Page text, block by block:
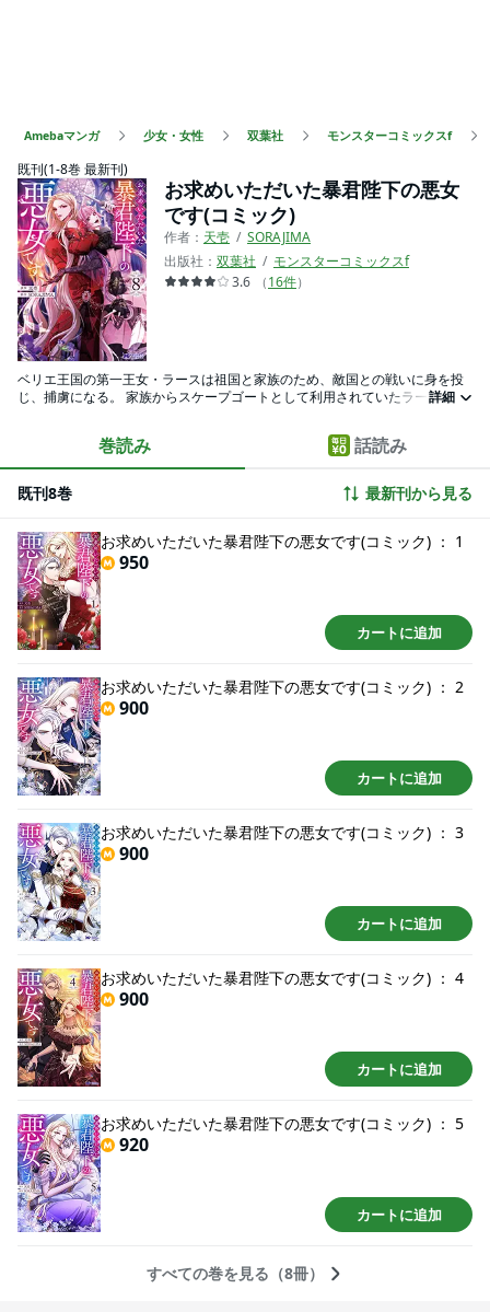
Amebaマンガ 少女・女性 双葉社 モンスターコミックスf
既刊(1-8巻 最新刊)
お求めいただいた暴君陛下の悪女
です(コミック)
作者： 天壱
SORAJIMA
出版社： 双葉社
モンスターコミックスf
3.6
（16件）
ベリエ王国の第一王女・ラースは祖国と家族のため、敵国との戦いに身を投
じ、捕虜になる。 家族からスケープゴートとして利用されていたラース
去に戻っていたラースは、自分を陥れた家族に復讐することを誓う―― 復讐
のためにシャリオルト帝国に嫁いだラースを待ち受けるのは、かつて自らを
捕えた孤高の暴君ゼフォンだった―― 最強の“悪女”と最恐の“暴君”が織り成
す、ロマンスと復讐の物語。
詳細
巻読み 話読み
既刊8巻 最新刊から見る
お求めいただいた暴君陛下の悪女です(コミック) ： 1
950
カートに追加
お求めいただいた暴君陛下の悪女です(コミック) ： 2
900
カートに追加
お求めいただいた暴君陛下の悪女です(コミック) ： 3
900
カートに追加
お求めいただいた暴君陛下の悪女です(コミック) ： 4
900
カートに追加
お求めいただいた暴君陛下の悪女です(コミック) ： 5
920
カートに追加
すべての巻を見る（8冊）